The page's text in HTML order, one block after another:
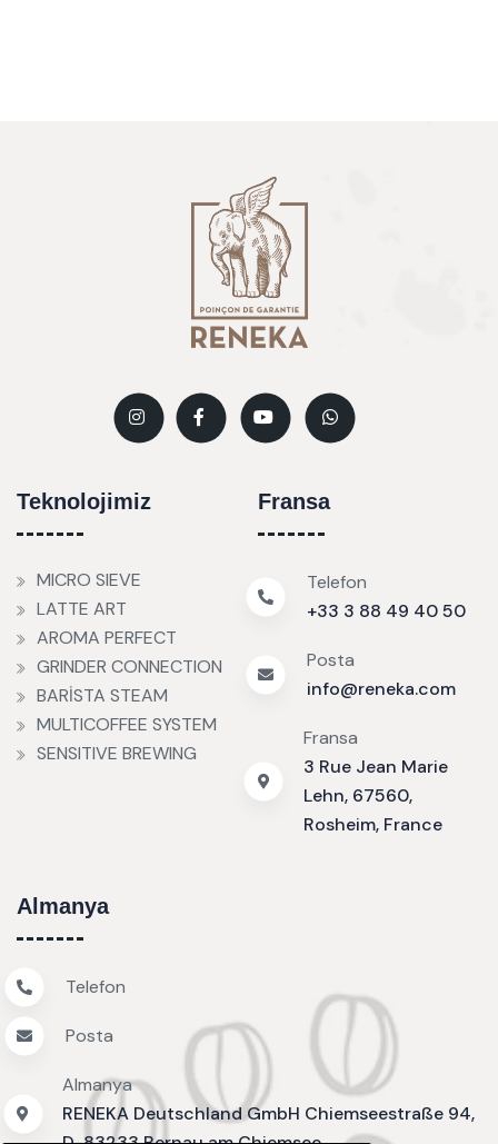
Teknolojimiz
MICRO SIEVE
LATTE ART
AROMA PERFECT
GRINDER CONNECTION
BARİSTA STEAM
MULTICOFFEE SYSTEM
SENSITIVE BREWING
Fransa
Telefon
+33 3 88 49 40 50
Posta
info@reneka.com
Fransa
3 Rue Jean Marie
Lehn, 67560,
Rosheim, France
Almanya
Telefon
Posta
Almanya
RENEKA Deutschland GmbH Chiemseestraße 94,